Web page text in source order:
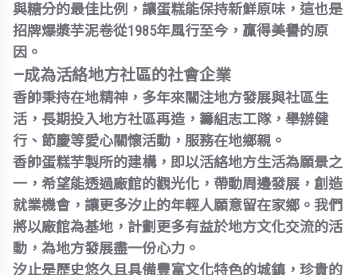
與糖分的最佳比例，讓蛋糕能保持新鮮原味，這也是
招牌爆漿芋泥卷從1985年風行至今，贏得美譽的原
因。
—成為活絡地方社區的社會企業
香帥秉持在地精神，多年來關注地方發展與社區生
活，長期投入地方社區再造，籌組志工隊，舉辦健
行、節慶等愛心關懷活動，服務在地鄉親。
香帥蛋糕芋製所的建構，即以活絡地方生活為願景之
一，希望能透過廠館的觀光化，帶動周邊發展，創造
就業機會，讓更多汐止的年輕人願意留在家鄉。我們
將以廠館為基地，計劃更多有益於地方文化交流的活
動，為地方發展盡一份心力。
汐止是歷史悠久且具備豐富文化特色的城鎮，珍貴的